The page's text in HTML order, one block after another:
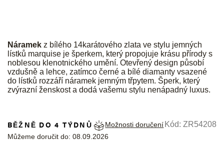
Náramek z bílého 14karátového zlata ve stylu jemných
lístků marquise je šperkem, který propojuje krásu přírody s
noblesou klenotnického umění. Otevřený design působí
vzdušně a lehce, zatímco černé a bílé diamanty vsazené
do lístků rozzáří náramek jemným třpytem. Šperk, který
zvýrazní ženskost a dodá vašemu stylu nenápadný luxus.
BĚŽNĚ DO 4 TÝDNŮ
Můžeme doručit do: 08.09.2026
Možnosti doručení Kód: ZR54208